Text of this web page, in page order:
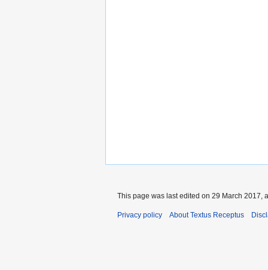
This page was last edited on 29 March 2017,
Privacy policy About Textus Receptus